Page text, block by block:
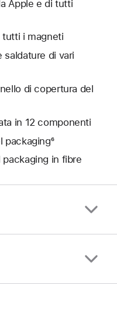
Apple e di tutti
i magneti
di vari
di copertura del
in 12 componenti
packaging⁶
in fibre